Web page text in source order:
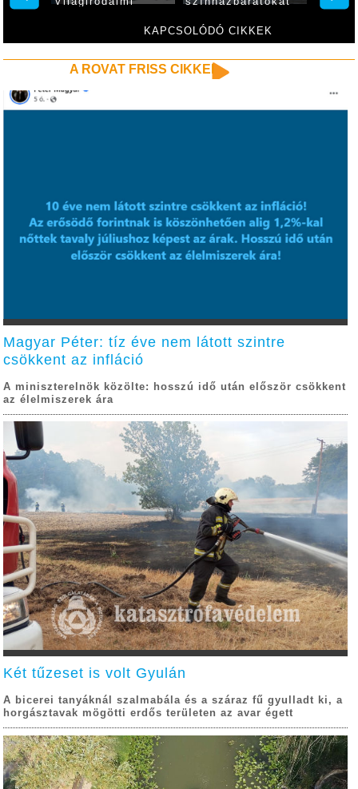
KAPCSOLÓDÓ CIKKEK
A ROVAT FRISS CIKKEI
Magyar Péter: tíz éve nem látott szintre
csökkent az infláció
A miniszterelnök közölte: hosszú idő után először csökkent
az élelmiszerek ára
Két tűzeset is volt Gyulán
A bicerei tanyáknál szalmabála és a száraz fű gyulladt ki, a
horgásztavak mögötti erdős területen az avar égett